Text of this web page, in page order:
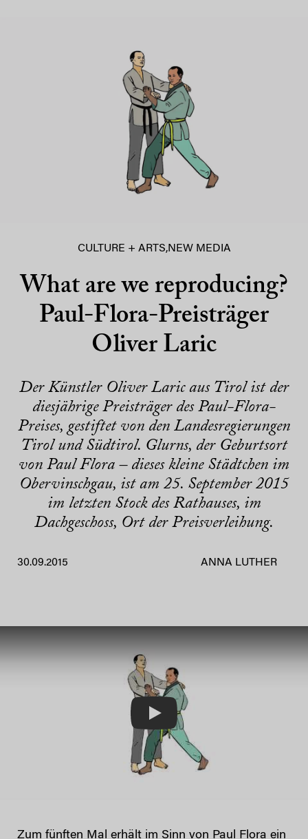
CULTURE + ARTS,NEW MEDIA
What are we reproducing?
Paul-Flora-Preisträger
Oliver Laric
Der Künstler Oliver Laric aus Tirol ist der
diesjährige Preisträger des Paul-Flora-
Preises, gestiftet von den Landesregierungen
Tirol und Südtirol. Glurns, der Geburtsort
von Paul Flora – dieses kleine Städtchen im
Obervinschgau, ist am 25. September 2015
im letzten Stock des Rathauses, im
Dachgeschoss, Ort der Preisverleihung.
30.09.2015 ANNA LUTHER
Zum fünften Mal erhält im Sinn von Paul Flora ein